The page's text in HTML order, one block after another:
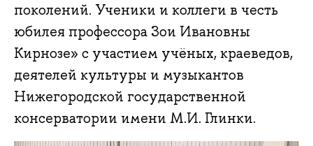
поколений. Ученики и коллеги в честь
юбилея профессора Зои Ивановны
Кирнозе» с участием учёных, краеведов,
деятелей культуры и музыкантов
Нижегородской государственной
консерватории имени М.И. Глинки.